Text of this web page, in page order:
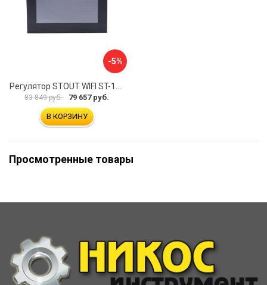
-5%
83 849 руб. 79 657 руб.
В КОРЗИНУ
Просмотренные товары